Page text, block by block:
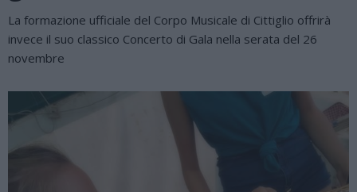
La formazione ufficiale del Corpo Musicale di Cittiglio offrirà
invece il suo classico Concerto di Gala nella serata del 26
novembre